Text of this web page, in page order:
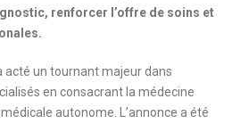
renforcer l’offre de soins et
acté un tournant majeur dans
en consacrant la médecine
autonome. L’annonce a été